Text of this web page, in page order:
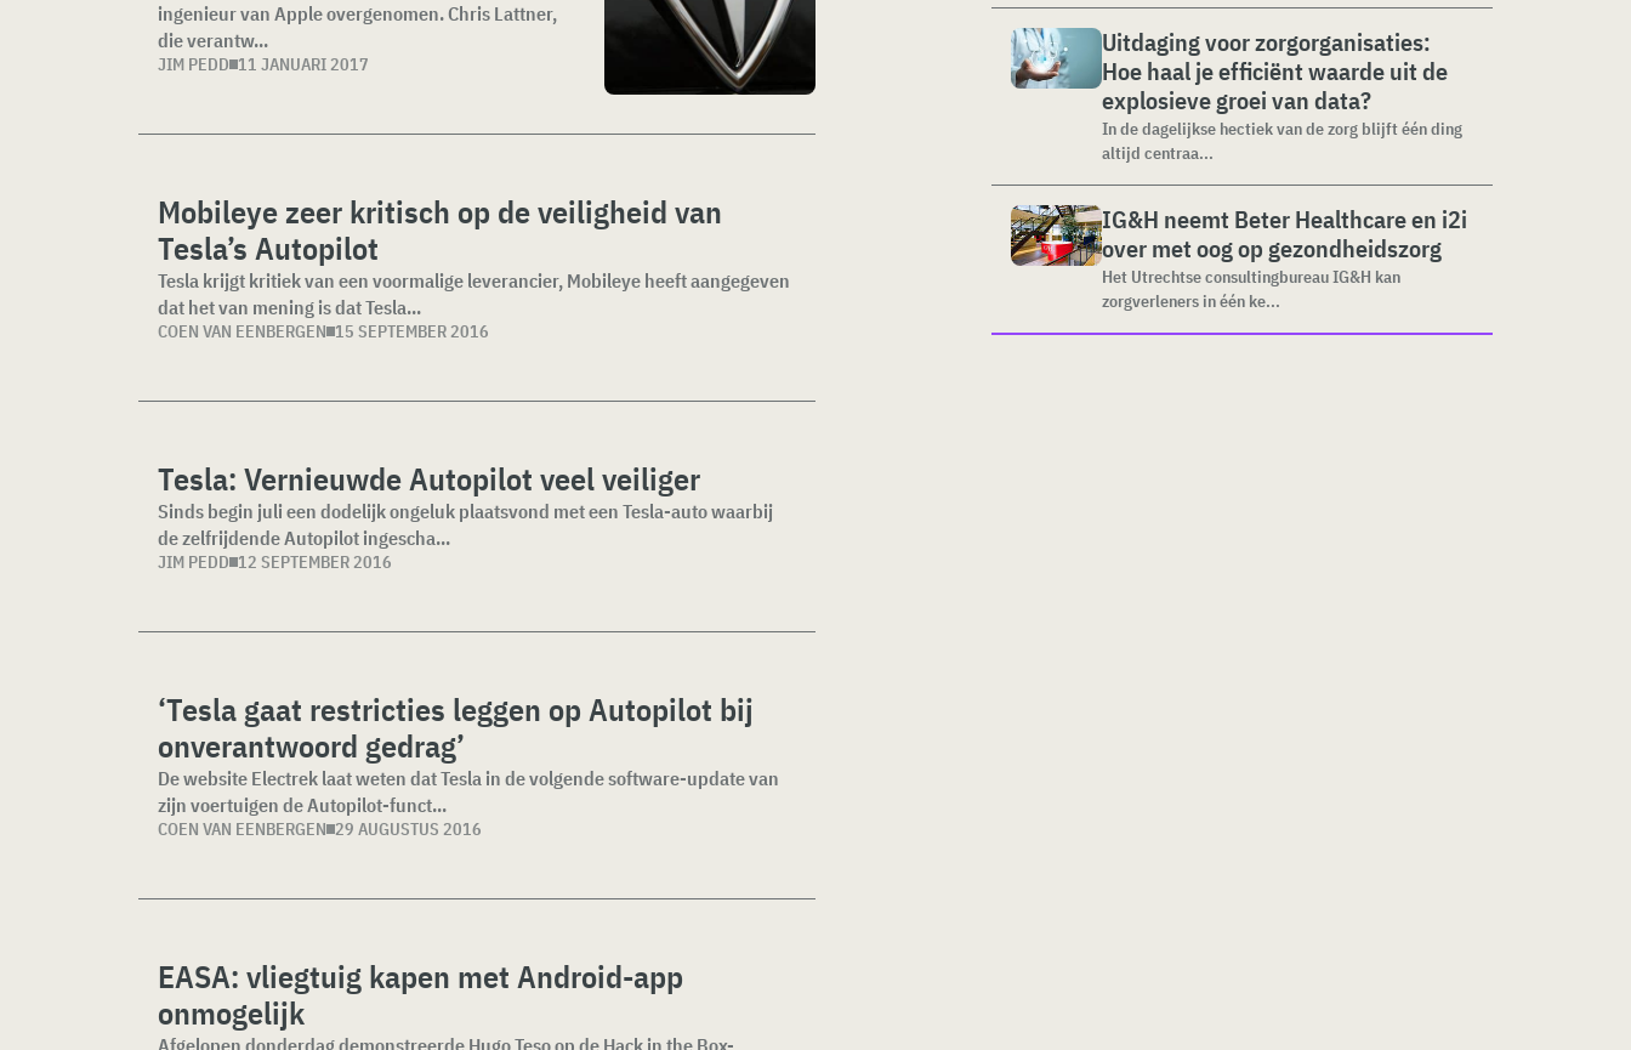
ingenieur van Apple overgenomen. Chris Lattner,
die verantw...
JIM PEDD 11 JANUARI 2017
Mobileye zeer kritisch op de veiligheid van
Tesla’s Autopilot
Tesla krijgt kritiek van een voormalige leverancier, Mobileye heeft aangegeven
dat het van mening is dat Tesla...
COEN VAN EENBERGEN 15 SEPTEMBER 2016
Tesla: Vernieuwde Autopilot veel veiliger
Sinds begin juli een dodelijk ongeluk plaatsvond met een Tesla-auto waarbij
de zelfrijdende Autopilot ingescha...
JIM PEDD 12 SEPTEMBER 2016
‘Tesla gaat restricties leggen op Autopilot bij
onverantwoord gedrag’
De website Electrek laat weten dat Tesla in de volgende software-update van
zijn voertuigen de Autopilot-funct...
COEN VAN EENBERGEN 29 AUGUSTUS 2016
EASA: vliegtuig kapen met Android-app
onmogelijk
Afgelopen donderdag demonstreerde Hugo Teso op de Hack in the Box-
Uitdaging voor zorgorganisaties:
Hoe haal je efficiënt waarde uit de
explosieve groei van data?
In de dagelijkse hectiek van de zorg blijft één ding
altijd centraa...
IG&H neemt Beter Healthcare en i2i
over met oog op gezondheidszorg
Het Utrechtse consultingbureau IG&H kan
zorgverleners in één ke...